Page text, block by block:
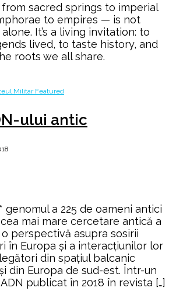
Journey
Through
Türkiye’s
Living
Heritage
sacred springs to imperial
to empires — is not
It’s a living invitation: to
lived, to taste history, and
roots we all share.
ului antic
genomul a 225 de oameni antici
mai mare cercetare antică a
perspectivă asupra sosirii
în Europa și a interacțiunilor lor
din spațiul balcanic
din Europa de sud-est. Într-un
publicat în 2018 în revista […]